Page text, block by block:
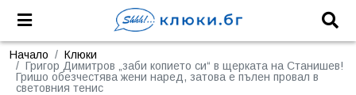
Начало
Клюки
Григор Димитров „заби копието си“ в щерката на Станишев!
Гришо обезчестява жени наред, затова е пълен провал в
световния тенис